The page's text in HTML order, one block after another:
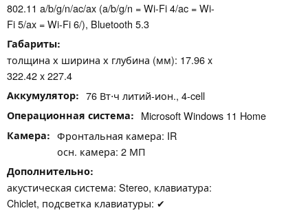
802.11 a/b/g/n/ac/ax (a/b/g/n = Wi-Fi 4/ac = Wi-
Fi 5/ax = Wi-Fi 6/), Bluetooth 5.3
Габариты
толщина х ширина х глубина (мм): 17.96 x
322.42 x 227.4
Аккумулятор 76 Вт⋅ч литий-ион., 4-cell
Операционная система Microsoft Windows 11 Home
Камера
Фронтальная камера: IR
осн. камера: 2 МП
Дополнительно
акустическая система: Stereo, клавиатура:
Chiclet, подсветка клавиатуры: ✔